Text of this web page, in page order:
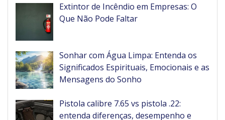
Extintor de Incêndio em Empresas: O
Que Não Pode Faltar
Sonhar com Água Limpa: Entenda os
Significados Espirituais, Emocionais e as
Mensagens do Sonho
Pistola calibre 7.65 vs pistola .22:
entenda diferenças, desempenho e